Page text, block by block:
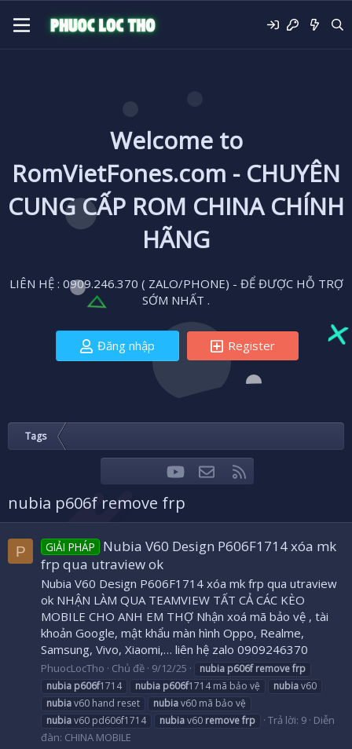
Welcome to
RomVietFones.com - CHUYÊN
CUNG CẤP ROM CHINA CHÍNH
HÃNG
LIÊN HỆ : 0909.246.370 ( ZALO/PHONE) - ĐỂ ĐƯỢC HỖ TRỢ
SỚM NHẤT .
Đăng nhập Register
Tags
FacebookTwitteryoutubeLiên hệ
nubia p606f remove frp
P GIẢI PHÁP
Nubia V60 Design P606F1714 xóa mk
frp qua utraview ok
Nubia V60 Design P606F1714 xóa mk frp qua utraview
ok NHẬN LÀM QUA TEAMVIEW TẤT CẢ CÁC KÈO
MOBILE CHO ANH EM THỢ Nhận xoá mã bảo vệ , tài
khoản Google, mật khẩu màn hình Oppo, Realme,
Samsung, Vivo, Xiaomi,… liên hệ zalo 0909246370
PhuocLocTho Chủ đề 9/12/25 nubia p606f removefrp
nubia p606f1714 nubia p606f1714 mã bảo vệ nubiav60
nubiav60 hand reset nubiav60 mã bảo vệ
nubiav60 pd606f1714 nubiav60 removefrp Trả lời: 9 Diễn
đàn: CHINA MOBILE